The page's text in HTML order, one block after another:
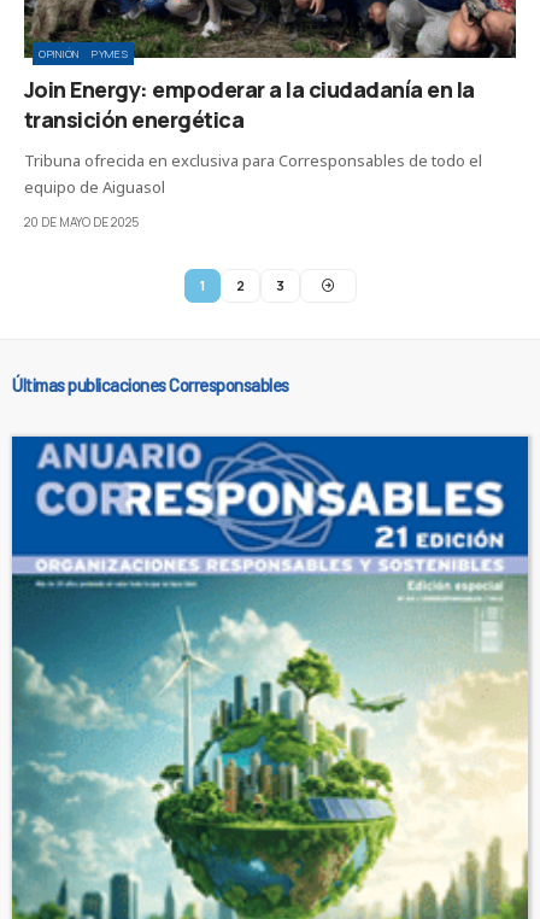
OPINIÓN PYMES
Join Energy: empoderar a la ciudadanía en la
transición energética
Tribuna ofrecida en exclusiva para Corresponsables de todo el
equipo de Aiguasol
20 DE MAYO DE 2025
1 2 3
Últimas publicaciones Corresponsables